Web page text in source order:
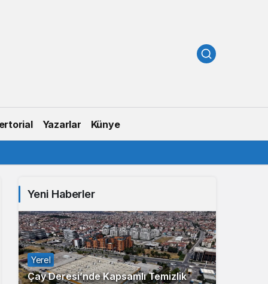
Yazarlar Künye
Yeni Haberler
Yerel
Çay Deresi’nde Kapsamlı Temizlik